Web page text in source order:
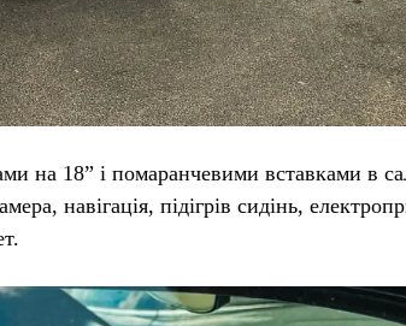
на 18” і помаранчевими вставками в
навігація, підігрів сидінь,